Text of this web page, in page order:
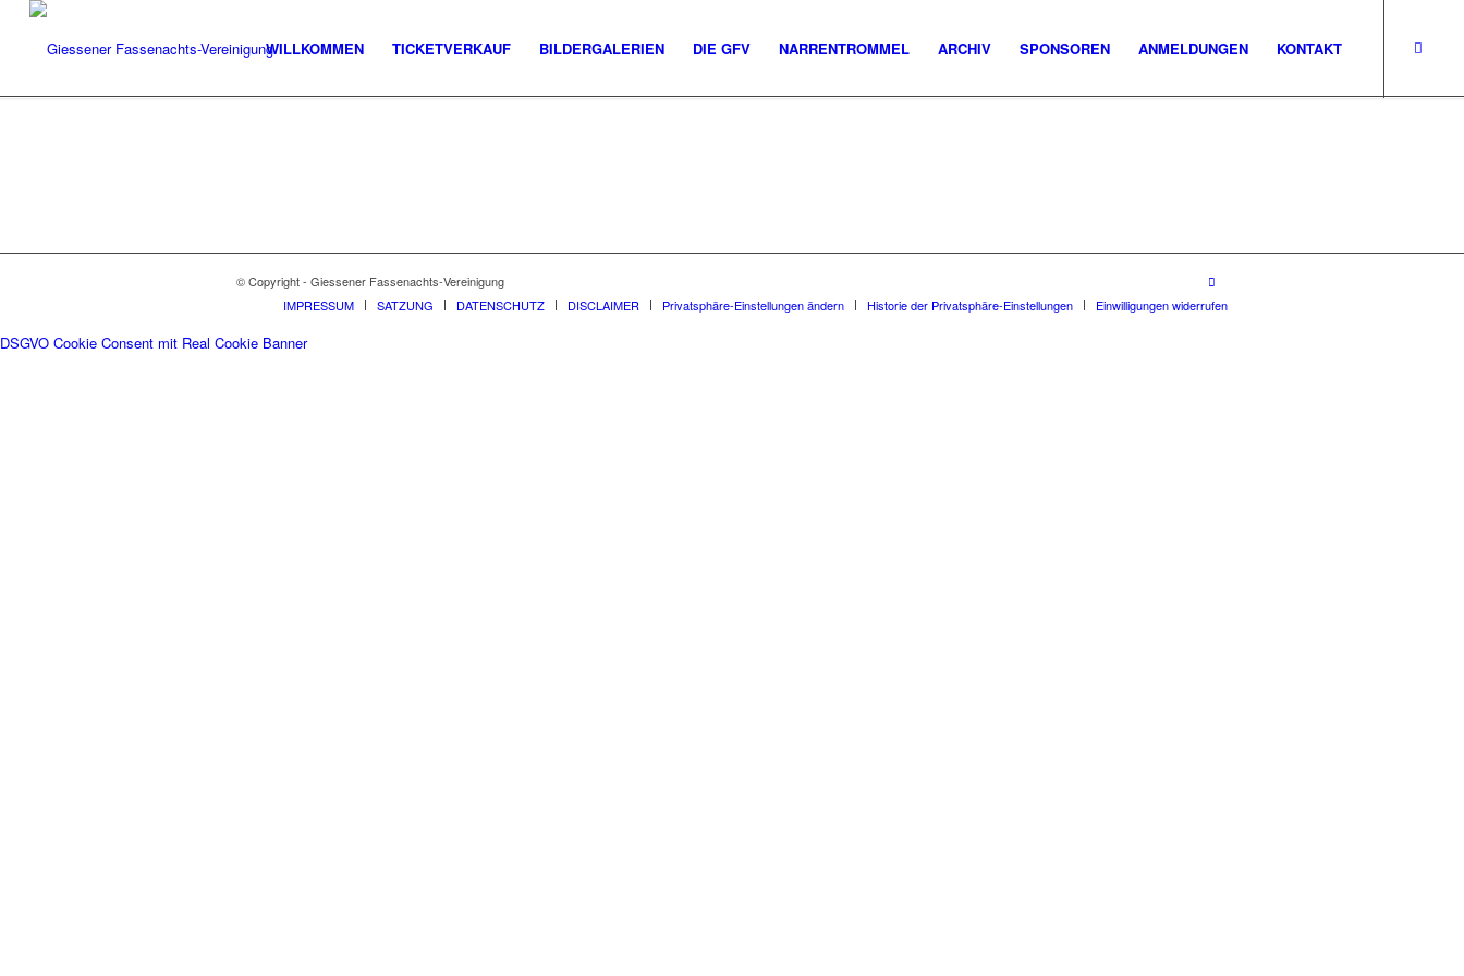
WILLKOMMEN TICKETVERKAUF BILDERGALERIEN DIE GFV NARRENTROMMEL ARCHIV SPONSOREN ANMELDUNGEN KONTAKT
© Copyright - Giessener Fassenachts-Vereinigung
IMPRESSUM
SATZUNG DATENSCHUTZ DISCLAIMER Privatsphäre-Einstellungen ändern Historie der Privatsphäre-Einstellungen Einwilligungen widerrufen
DSGVO Cookie Consent mit Real Cookie Banner